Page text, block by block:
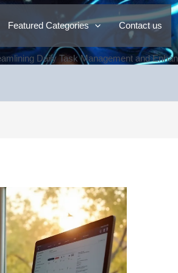
Featured Categories Contact us
Daily Task Management and